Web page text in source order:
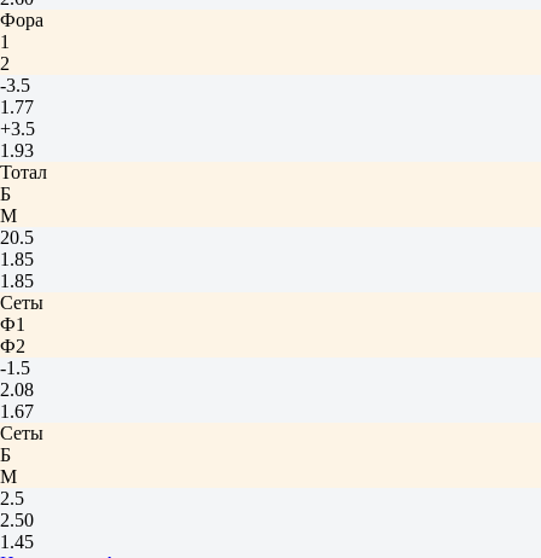
Фора
1
2
-3.5
1.77
+3.5
1.93
Тотал
Б
М
20.5
1.85
1.85
Сеты
Ф1
Ф2
-1.5
2.08
1.67
Сеты
Б
М
2.5
2.50
1.45